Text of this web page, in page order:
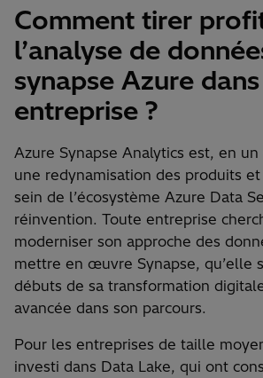
Comment tirer
l’analyse de
synapse Azure
entreprise ?
Azure Synapse Analytics est, en un
une redynamisation des produits
sein de l’écosystème Azure Data
réinvention. Toute entreprise
moderniser son approche des
mettre en œuvre Synapse, qu’elle
débuts de sa transformation
avancée dans son parcours.
Pour les entreprises de taille
investi dans Data Lake, qui ont